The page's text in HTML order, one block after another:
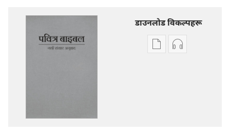
डाउनलोड विकल्पहरू
प्रकाशन अडियो